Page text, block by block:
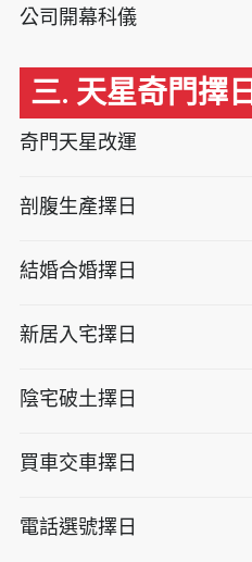
公司開幕科儀
三. 天星奇門擇日
奇門天星改運
剖腹生產擇日
結婚合婚擇日
新居入宅擇日
陰宅破土擇日
買車交車擇日
電話選號擇日